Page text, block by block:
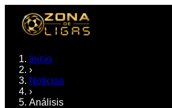
Inicio
›
Noticias
›
Análisis